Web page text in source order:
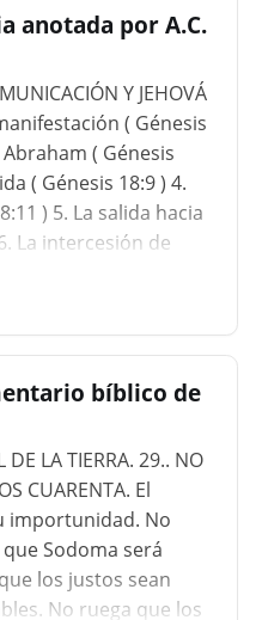
árbol: y traeré un
en vuestros
pasaréis; porque
siervo. Y ellos
( Génesis 18:2-5
dos ángeles que
su encuentro.
anotada por A.C.
Y JEHOVÁ
( Génesis
( Génesis
( Génesis 18:9 ) 4.
) 5. La salida hacia
La intercesión de
visita más
a la
El del medio
bíblico de
LA TIERRA. 29.. NO
CUARENTA. El
importunidad. No
Sodoma será
los justos sean
No ruega que los